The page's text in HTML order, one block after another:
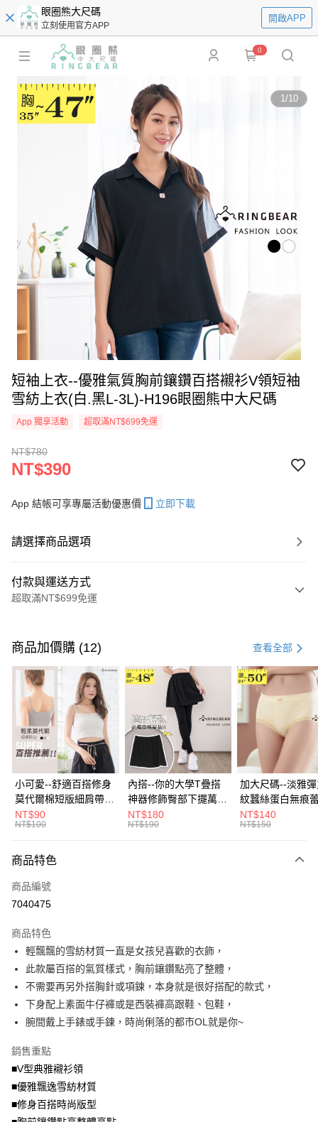
眼圈熊大尺碼
立刻使用官方APP
開啟APP
0
1/10
短袖上衣--優雅氣質胸前鑲鑽百搭襯衫V領短袖
雪紡上衣(白.黑L-3L)-H196眼圈熊中大尺碼
App 獨享活動 超取滿NT$699免運
NT$780
NT$390
App 結帳可享專屬活動優惠價 立即下載
請選擇商品選項
付款與運送方式
超取滿NT$699免運
信用卡一次付款
超商取貨付款
LINE Pay
Apple Pay
街口支付
悠遊付
Google Pay
全盈+PAY
大哥付你分期
【大哥付你分期使用說明】
1.本服務由台灣大哥大提供，台灣大哥大用戶可立即使用無須另外申請。
流程，驗證手機門號後，選擇欲分期的期數、繳款截止日，確認付款後即完
成交易。
3.實際核准額度、可分期數及費用金額請依後續交易確認頁面所載為準。
4.訂單成立30分鐘內，如未前往確認交易或遇審核未通過，訂單將自動取
法說明評估內容。
【繳款方式說明】
1.分期款項不併入電信帳單，「大哥付你分期」於每月結算日後寄送繳費提
醒簡訊。
帳／街口支付／iPASS MONEY」等通路繳費。
【注意事項】
1.本服務係由「台灣大哥大股份有限公司」（以下簡稱本公司）所提供，讓
用戶於交易時，得透過本服務購買商品或服務，並由商店將買賣／分期付款
買賣價金債權讓與本公司後，依約使用本公司帳單繳交帳款。
AFTEE先享後付
【關於「AFTEE先享後付」】
AFTEE先享後付是「在收到商品之後才付款」的支付方式。 讓您購物簡單
便利好安心！
１．簡單：不需註冊會員、不需綁卡、不需儲值。
２．便利：只要手機號碼，簡訊認證，即可結帳。
３．安心：先確認商品／服務後，再付款。
【「AFTEE先享後付」結帳流程】
結帳頁面，進行簡訊認證並確認金額後，即可完成結帳。
３．收到繳費通知簡訊後14天內，點擊此簡訊中的連結，可透過四大超商／
ATM／網路銀行／等多元方式進行付款，方視為交易完成。
※ 請注意：結帳手續完成當下不需立刻繳費，但若您需要取消訂單，請聯絡
購買商品的店家。未經商家同意取消之訂單仍視為有效，需透過AFTEE先享
ATM付款
全家取貨付款
每筆NT$70，滿NT$699(含以上)免運費
付款後全家取貨
每筆NT$70，滿NT$699(含以上)免運費
7-11取貨付款
每筆NT$70，滿NT$799(含以上)免運費
商品加價購 (12) 查看全部
小可愛--舒適百搭修身
莫代爾棉短版細肩帶素
色背心(白.黑.灰L-2L)-
U582眼圈熊中大尺碼
NT$90
NT$100
內搭--你的大學T疊搭
神器修飾臀部下擺萬用
內搭裙/遮臀裙(黑2L-
6L)-Q155眼圈熊中大
NT$180
NT$190
加大尺碼--淡雅
紋蠶絲蛋白無痕
角內褲(白.粉.藍.
3L)-L28眼圈熊中
NT$140
NT$150
商品特色
商品編號
7040475
商品特色
輕飄飄的雪紡材質一直是女孩兒喜歡的衣飾，
此款屬百搭的氣質樣式，胸前鑲鑽點亮了整體，
不需要再另外搭胸針或項鍊，本身就是很好搭配的款式，
下身配上素面牛仔褲或是西裝褲高跟鞋、包鞋，
腕間戴上手錶或手鍊，時尚俐落的都市OL就是你~
銷售重點
■V型典雅襯衫領
■優雅飄逸雪紡材質
■修身百搭時尚版型